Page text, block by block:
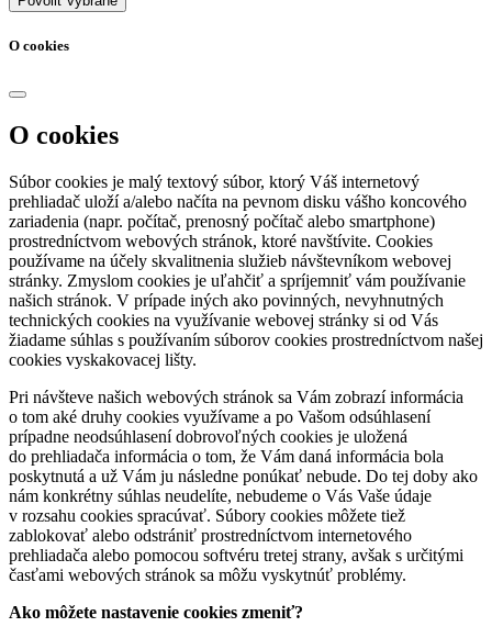
O cookies
O cookies
Súbor cookies je malý textový súbor, ktorý Váš internetový
prehliadač uloží a/alebo načíta na pevnom disku vášho koncového
zariadenia (napr. počítač, prenosný počítač alebo smartphone)
prostredníctvom webových stránok, ktoré navštívite. Cookies
používame na účely skvalitnenia služieb návštevníkom webovej
stránky. Zmyslom cookies je uľahčiť a spríjemniť vám používanie
našich stránok. V prípade iných ako povinných, nevyhnutných
technických cookies na využívanie webovej stránky si od Vás
žiadame súhlas s používaním súborov cookies prostredníctvom našej
cookies vyskakovacej lišty.
Pri návšteve našich webových stránok sa Vám zobrazí informácia
o tom aké druhy cookies využívame a po Vašom odsúhlasení
prípadne neodsúhlasení dobrovoľných cookies je uložená
do prehliadača informácia o tom, že Vám daná informácia bola
poskytnutá a už Vám ju následne ponúkať nebude. Do tej doby ako
nám konkrétny súhlas neudelíte, nebudeme o Vás Vaše údaje
v rozsahu cookies spracúvať. Súbory cookies môžete tiež
zablokovať alebo odstrániť prostredníctvom internetového
prehliadača alebo pomocou softvéru tretej strany, avšak s určitými
časťami webových stránok sa môžu vyskytnúť problémy.
Ako môžete nastavenie cookies zmeniť?